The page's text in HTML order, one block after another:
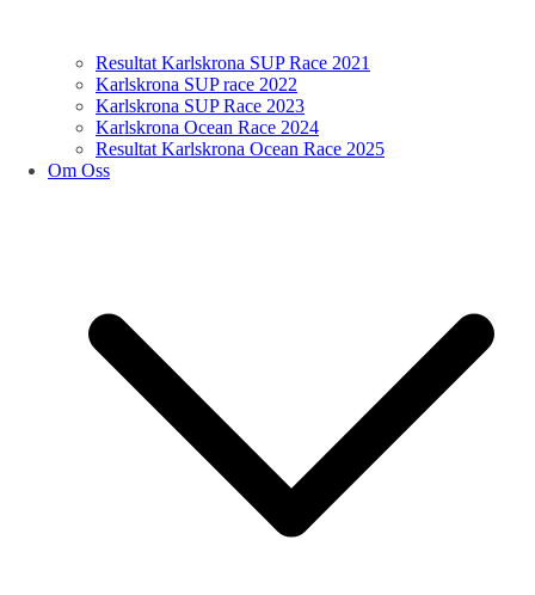
Resultat Karlskrona SUP Race 2021
Karlskrona SUP race 2022
Karlskrona SUP Race 2023
Karlskrona Ocean Race 2024
Resultat Karlskrona Ocean Race 2025
Om Oss